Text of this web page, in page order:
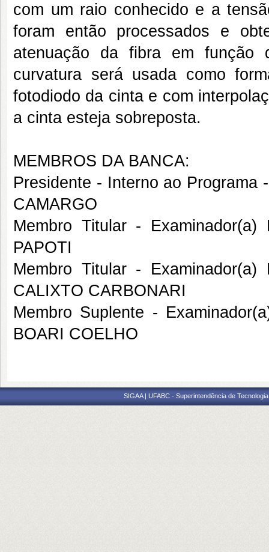
com um raio conhecido e a
foram então processados e
atenuação da fibra em função
curvatura será usada como
fotodiodo da cinta e com
a cinta esteja sobreposta.
MEMBROS DA BANCA:
Presidente - Interno ao Programa
CAMARGO
Membro Titular -
PAPOTI
Membro Titular -
CALIXTO CARBONARI
Membro Suplente -
BOARI COELHO
SIGAA | UFABC - Superintendência de